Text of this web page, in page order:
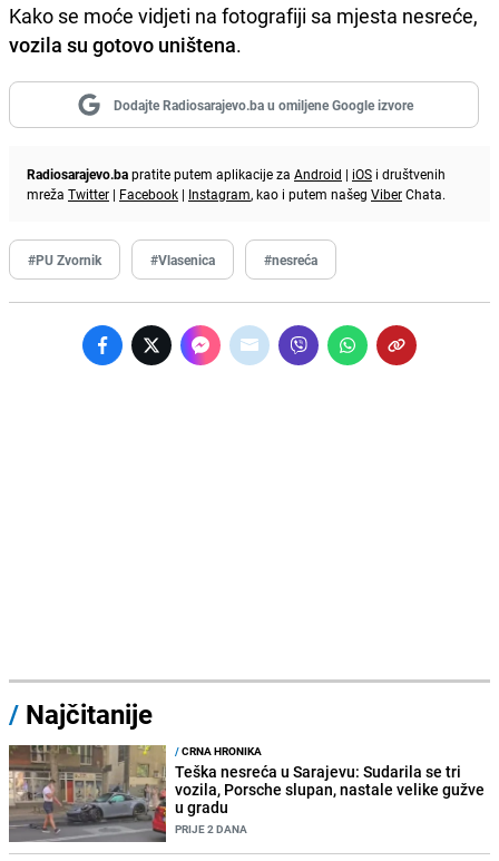
Kako se moće vidjeti na fotografiji sa mjesta nesreće,
vozila su gotovo uništena.
Dodajte Radiosarajevo.ba u omiljene Google izvore
Radiosarajevo.bapratite putem aplikacije za Android | iOS i društvenih
mreža Twitter | Facebook | Instagram, kao i putem našeg ViberChata.
#PU Zvornik #Vlasenica #nesreća
/ Najčitanije
/CRNA HRONIKA
Teška nesreća u Sarajevu: Sudarila se tri
vozila, Porsche slupan, nastale velike gužve
u gradu
PRIJE 2 DANA